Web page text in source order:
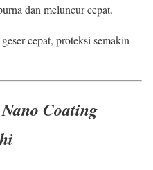
dan meluncur cepat.
cepat, proteksi semakin
Nano Coating